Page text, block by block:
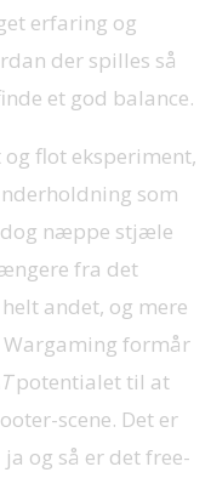
erfaring og
der spilles så
et god balance.
flot eksperiment,
som
dog næppe stjæle
fra det
andet, og mere
formår
potentialet til at
scene. Det er
og så er det free-